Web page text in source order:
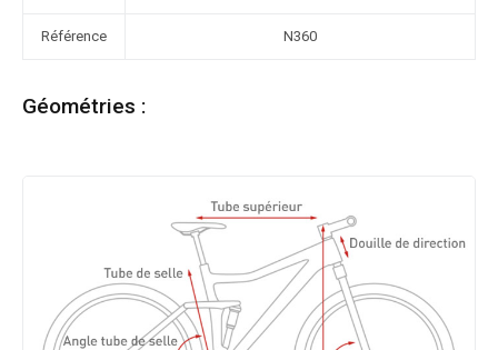
Référence N360
Géométries :